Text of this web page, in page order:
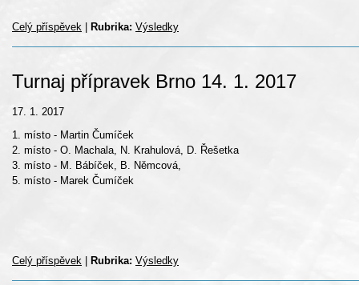
Celý příspěvek Rubrika: Výsledky
Turnaj přípravek Brno 14. 1. 2017
17. 1. 2017
1. místo - Martin Čumíček
2. místo - O. Machala, N. Krahulová, D. Řešetka
3. místo - M. Bábíček, B. Němcová,
5. místo - Marek Čumíček
Celý příspěvek Rubrika: Výsledky